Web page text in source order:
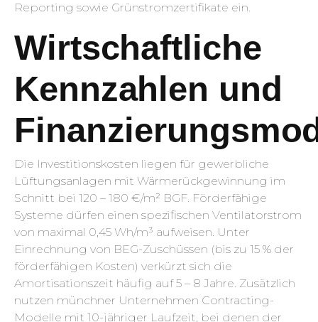
Reporting sowie Grünstromzertifikate ein.
Wirtschaftliche
Kennzahlen und
Die Investitionskosten liegen für gewerbliche
Lüftungsanlagen mit Wärmerückgewinnung im
Schnitt bei 120 – 180 €/m² BGF. Förderfähige
Systeme dürfen einen spezifischen Ventilatorstrom
von maximal 0,45 Wh/m³ aufweisen. Unter
Einrechnung von BEG-Zuschüssen (bis zu 15 % der
förderfähigen Kosten) verkürzt sich die
Amortisationszeit häufig auf 5 – 8 Jahre. Zusätzlich
nutzen münchner Unternehmen Contracting-
Modelle mit 10-jähriger Laufzeit, bei denen der